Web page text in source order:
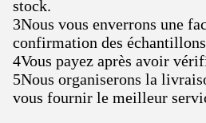
stock.
3Nous vous enverrons une
confirmation des
4Vous payez après avoir
5Nous organiserons la
vous fournir le meilleur